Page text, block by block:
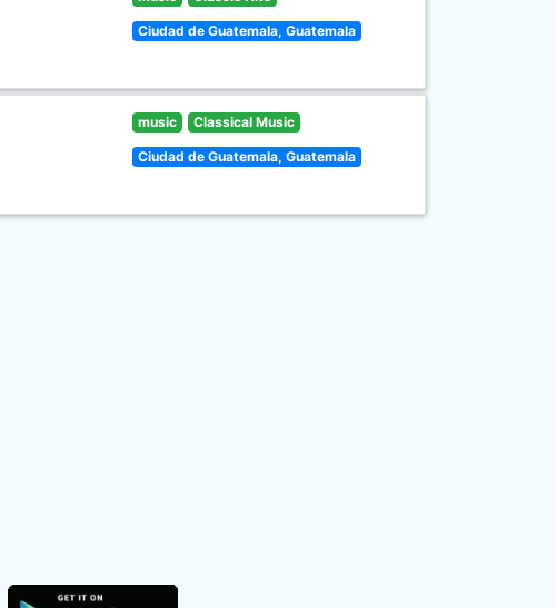
Ciudad de Guatemala, Guatemala
music Classical Music
Ciudad de Guatemala, Guatemala